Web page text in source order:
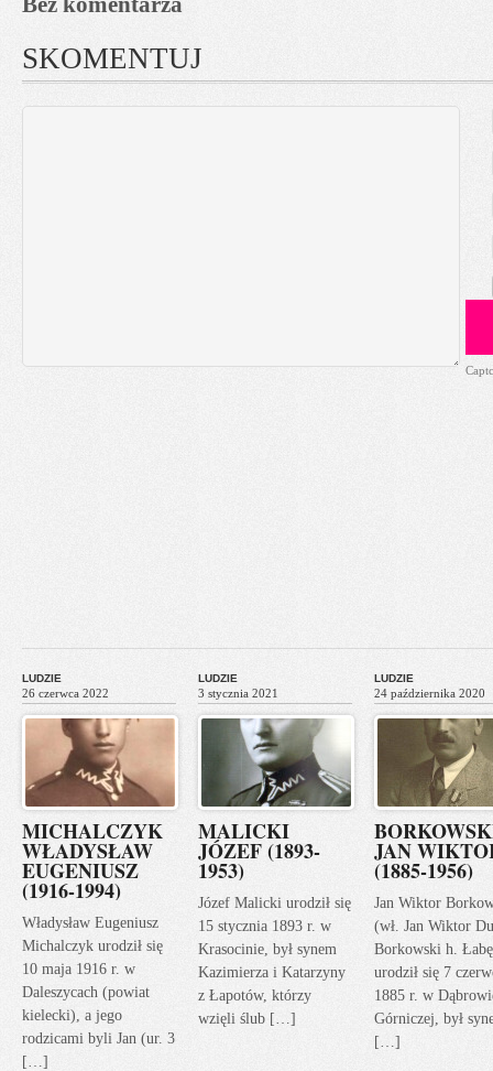
SKOMENTUJ
LUDZIE
26 czerwca 2022
MICHALCZYK
WŁADYSŁAW
EUGENIUSZ
(1916-1994)
Władysław Eugeniusz
Michalczyk urodził się
10 maja 1916 r. w
Daleszycach (powiat
kielecki), a jego
rodzicami byli Jan (ur. 3
[…]
LUDZIE
3 stycznia 2021
MALICKI
JÓZEF (1893-
1953)
Józef Malicki urodził się
15 stycznia 1893 r. w
Krasocinie, był synem
Kazimierza i Katarzyny
z Łapotów, którzy
wzięli ślub […]
LUDZIE
24 października 2020
JAN
(1885-1956)
Jan Wiktor
(wł. Jan Wiktor
Borkowski h.
urodził się 7
1885 r. w
Górniczej, był
[…]